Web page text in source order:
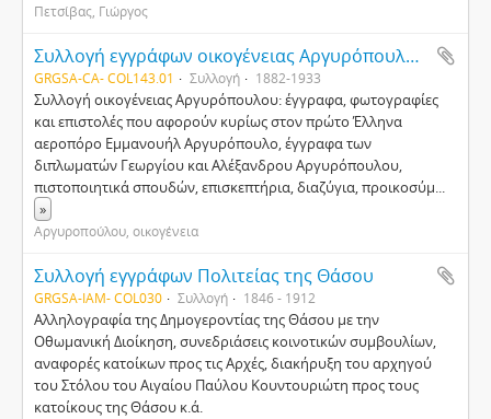
Πετσίβας, Γιώργος
Συλλογή εγγράφων οικογένειας Αργυρόπουλου (Κ139β)
GRGSA-CA- COL143.01 Συλλογή 1882-1933
Συλλογή οικογένειας Αργυρόπουλου: έγγραφα, φωτογραφίες
και επιστολές που αφορούν κυρίως στον πρώτο Έλληνα
αεροπόρο Εμμανουήλ Αργυρόπουλο, έγγραφα των
διπλωματών Γεωργίου και Αλέξανδρου Αργυρόπουλου,
πιστοποιητικά σπουδών, επισκεπτήρια, διαζύγια, προικοσύμ...
»
Αργυροπούλου, οικογένεια
Συλλογή εγγράφων Πολιτείας της Θάσου
GRGSA-IAM- COL030 Συλλογή 1846 - 1912
Αλληλογραφία της Δημογεροντίας της Θάσου με την
Οθωμανική Διοίκηση, συνεδριάσεις κοινοτικών συμβουλίων,
αναφορές κατοίκων προς τις Αρχές, διακήρυξη του αρχηγού
του Στόλου του Αιγαίου Παύλου Κουντουριώτη προς τους
κατοίκους της Θάσου κ.ά.